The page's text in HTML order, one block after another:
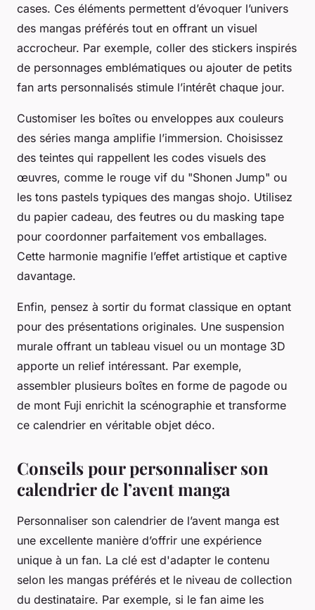
cases. Ces éléments permettent d’évoquer l’univers
des mangas préférés tout en offrant un visuel
accrocheur. Par exemple, coller des stickers inspirés
de personnages emblématiques ou ajouter de petits
fan arts personnalisés stimule l’intérêt chaque jour.
Customiser les boîtes ou enveloppes aux couleurs
des séries manga amplifie l’immersion. Choisissez
des teintes qui rappellent les codes visuels des
œuvres, comme le rouge vif du "Shonen Jump" ou
les tons pastels typiques des mangas shojo. Utilisez
du papier cadeau, des feutres ou du masking tape
pour coordonner parfaitement vos emballages.
Cette harmonie magnifie l’effet artistique et captive
davantage.
Enfin, pensez à sortir du format classique en optant
pour des présentations originales. Une suspension
murale offrant un tableau visuel ou un montage 3D
apporte un relief intéressant. Par exemple,
assembler plusieurs boîtes en forme de pagode ou
de mont Fuji enrichit la scénographie et transforme
ce calendrier en véritable objet déco.
Conseils pour personnaliser son
calendrier de l’avent manga
Personnaliser son calendrier de l’avent manga est
une excellente manière d’offrir une expérience
unique à un fan. La clé est d'adapter le contenu
selon les mangas préférés et le niveau de collection
du destinataire. Par exemple, si le fan aime les